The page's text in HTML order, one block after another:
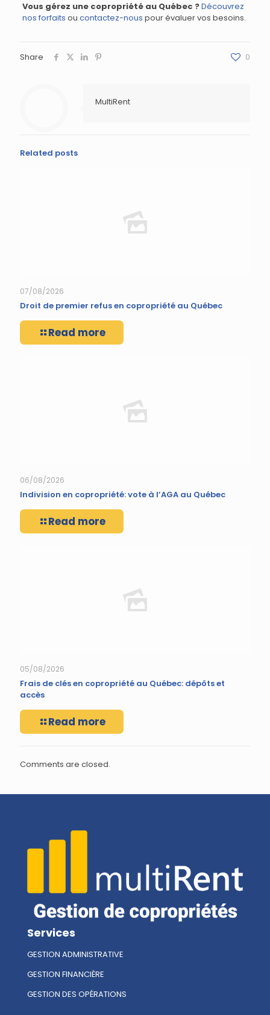
Vous gérez une copropriété au Québec ?Découvrez
nos forfaits ou contactez-nous pour évaluer vos besoins.
Share 0
MultiRent
Related posts
07/08/2026
Droit de premier refus en copropriété au Québec
Read more
06/08/2026
Indivision en copropriété: vote à l’AGA au Québec
Read more
05/08/2026
Frais de clés en copropriété au Québec: dépôts et
accès
Read more
Comments are closed.
Services
GESTION ADMINISTRATIVE
GESTION FINANCIÈRE
GESTION DES OPÉRATIONS